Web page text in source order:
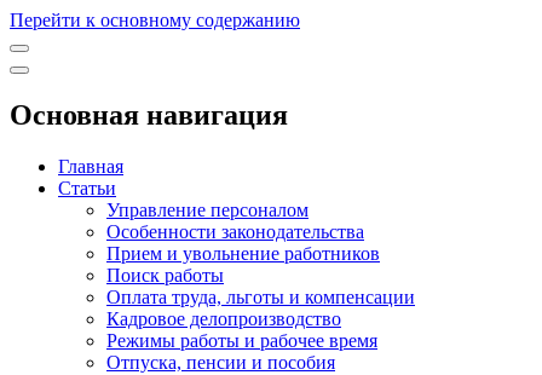
Перейти к основному содержанию
Основная навигация
Главная
Статьи
Управление персоналом
Особенности законодательства
Прием и увольнение работников
Поиск работы
Оплата труда, льготы и компенсации
Кадровое делопроизводство
Режимы работы и рабочее время
Отпуска, пенсии и пособия